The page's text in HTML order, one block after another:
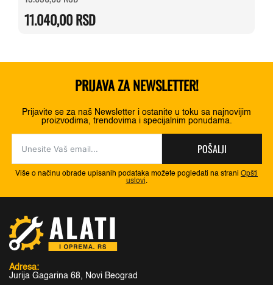
cena
bila:
13.630,00 RSD.
11.040,00RSD
cena
11.040,00 RSD.
PRIJAVA ZA NEWSLETTER!
Prijavite se za naš Newsletter i ostanite u toku sa najnovijim
proizvodima, trendovima i specijalnim ponudama.
POŠALJI
Više o načinu obrade upisanih podataka možete pogledati na strani Opšti
uslovi.
Adresa:
Jurija Gagarina 68, Novi Beograd